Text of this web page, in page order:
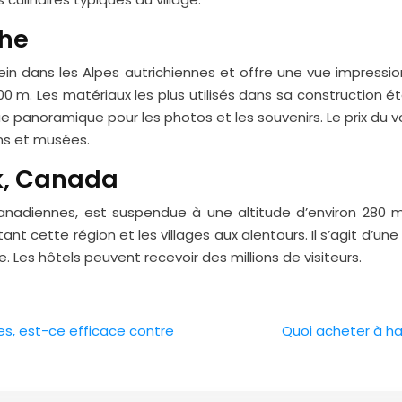
dans les Alpes autrichiennes et offre une vue
m. Les matériaux les plus utilisés dans sa construction
pour les photos et les souvenirs. Le prix du
et musées.
Canada
est suspendue à une altitude d’environ 280
cette région et les villages aux alentours. Il s’agit
hôtels peuvent recevoir des millions de visiteurs.
est-ce efficace contre Quoi acheter à